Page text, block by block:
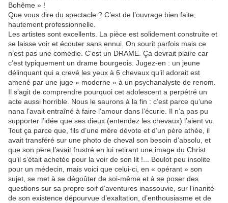
Bohême » !
Que vous dire du spectacle ? C’est de l’ouvrage bien faite,
hautement professionnelle.
Les artistes sont excellents. La pièce est solidement construite et
se laisse voir et écouter sans ennui. On sourit parfois mais ce
n’est pas une comédie. C’est un DRAME. Ça devrait plaire car
c’est typiquement un drame bourgeois. Jugez-en : un jeune
délinquant qui a crevé les yeux à 6 chevaux qu’il adorait est
amené par une juge « moderne » à un psychanalyste de renom.
Il s’agit de comprendre pourquoi cet adolescent a perpétré un
acte aussi horrible. Nous le saurons à la fin : c’est parce qu’une
nana l’avait entraîné à faire l’amour dans l’écurie. Il n’a pas pu
supporter l’idée que ses dieux (entendez les chevaux) l’aient vu.
Tout ça parce que, fils d’une mère dévote et d’un père athée, il
avait transféré sur une photo de cheval son besoin d’absolu, et
que son père l’avait frustré en lui retirant une image du Christ
qu’il s’était achetée pour la voir de son lit !... Boulot peu insolite
pour un médecin, mais voici que celui-ci, en « opérant » son
sujet, se met à se dégoûter de soi-même et à se poser des
questions sur sa propre soif d’aventures inassouvie, sur l’inanité
de son existence dépourvue d’exaltation, d’enthousiasme et de